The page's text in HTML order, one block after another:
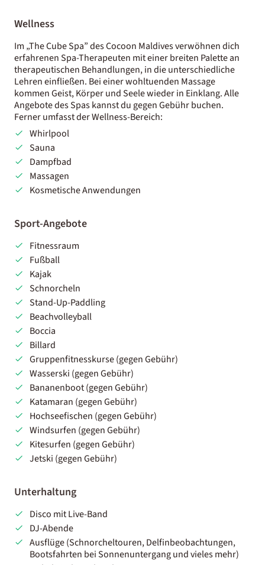
Wellness
Im „The Cube Spa” des Cocoon Maldives verwöhnen dich
erfahrenen Spa-Therapeuten mit einer breiten Palette an
therapeutischen Behandlungen, in die unterschiedliche
Lehren einfließen. Bei einer wohltuenden Massage
kommen Geist, Körper und Seele wieder in Einklang. Alle
Angebote des Spas kannst du gegen Gebühr buchen.
Ferner umfasst der Wellness-Bereich:
Whirlpool
Sauna
Dampfbad
Massagen
Kosmetische Anwendungen
Sport-Angebote
Fitnessraum
Fußball
Kajak
Schnorcheln
Stand-Up-Paddling
Beachvolleyball
Boccia
Billard
Gruppenfitnesskurse (gegen Gebühr)
Wasserski (gegen Gebühr)
Bananenboot (gegen Gebühr)
Katamaran (gegen Gebühr)
Hochseefischen (gegen Gebühr)
Windsurfen (gegen Gebühr)
Kitesurfen (gegen Gebühr)
Jetski (gegen Gebühr)
Unterhaltung
Disco mit Live-Band
DJ-Abende
Ausflüge (Schnorcheltouren, Delfinbeobachtungen,
Bootsfahrten bei Sonnenuntergang und vieles mehr)